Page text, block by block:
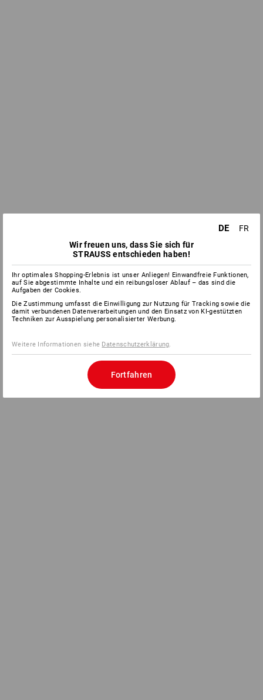
DE
FR
Wir freuen uns, dass Sie sich für
STRAUSS entschieden haben!
Ihr optimales Shopping-Erlebnis ist unser Anliegen! Einwandfreie Funktionen,
auf Sie abgestimmte Inhalte und ein reibungsloser Ablauf – das sind die
Aufgaben der Cookies.
Die Zustimmung umfasst die Einwilligung zur Nutzung für Tracking sowie die
damit verbundenen Datenverarbeitungen und den Einsatz von KI-gestützten
Techniken zur Ausspielung personalisierter Werbung.
Weitere Informationen siehe Datenschutzerklärung
Fortfahren